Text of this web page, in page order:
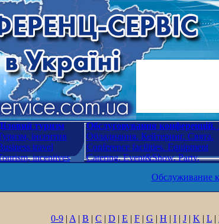
туризм
інсентив
travel
incentives
Обслуговування конференцій.
Обладнання. Кейтеринг. Свята.
Conference facilities. Equipment
Catering. Event&Show. Party.
Обслуживание
0-9 | A | B | C | D | E | F | G | H | I | J | K | L |